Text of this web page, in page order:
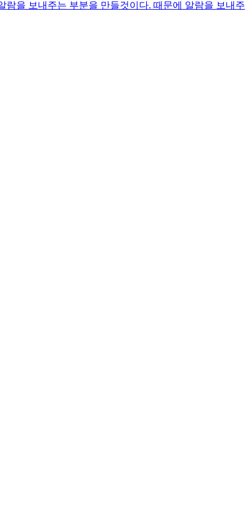
을 보내주는 부분을 만들것이다. 때문에 알람을 보내주